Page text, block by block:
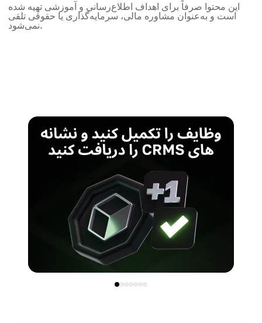
این محتوا صرفاً برای اهداف اطلاع‌رسانی و آموزشی تهیه شده
است و به‌عنوان مشاوره مالی، سرمایه‌گذاری یا حقوقی تلقی
نمی‌شود.